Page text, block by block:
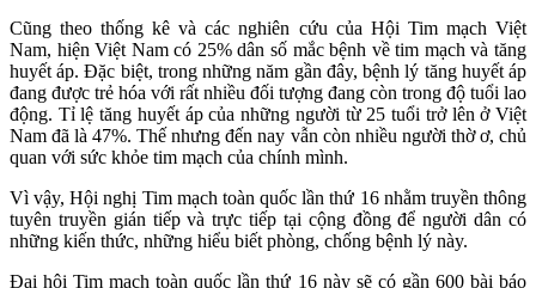
Cũng theo thống kê và các nghiên cứu của Hội Tim mạch Việt
Nam, hiện Việt Nam có 25% dân số mắc bệnh về tim mạch và tăng
huyết áp. Đặc biệt, trong những năm gần đây, bệnh lý tăng huyết áp
đang được trẻ hóa với rất nhiều đối tượng đang còn trong độ tuổi lao
động. Tỉ lệ tăng huyết áp của những người từ 25 tuổi trở lên ở Việt
Nam đã là 47%. Thế nhưng đến nay vẫn còn nhiều người thờ ơ, chủ
quan với sức khỏe tim mạch của chính mình.
Vì vậy, Hội nghị Tim mạch toàn quốc lần thứ 16 nhằm truyền thông
tuyên truyền gián tiếp và trực tiếp tại cộng đồng để người dân có
những kiến thức, những hiểu biết phòng, chống bệnh lý này.
Đại hội Tim mạch toàn quốc lần thứ 16 này sẽ có gần 600 bài báo